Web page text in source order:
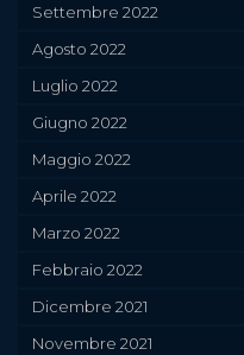
Settembre 2022
Agosto 2022
Luglio 2022
Giugno 2022
Maggio 2022
Aprile 2022
Marzo 2022
Febbraio 2022
Dicembre 2021
Novembre 2021